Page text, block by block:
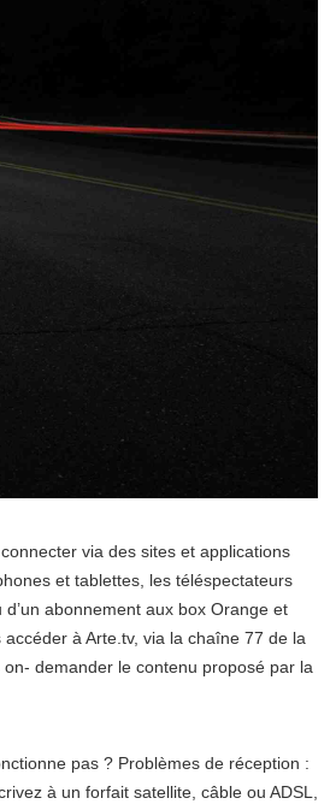
via des sites et applications
et tablettes, les téléspectateurs
d’un abonnement aux box Orange et
à Arte.tv, via la chaîne 77 de la
demander le contenu proposé par la
pas ? Problèmes de réception :
à un forfait satellite, câble ou ADSL,